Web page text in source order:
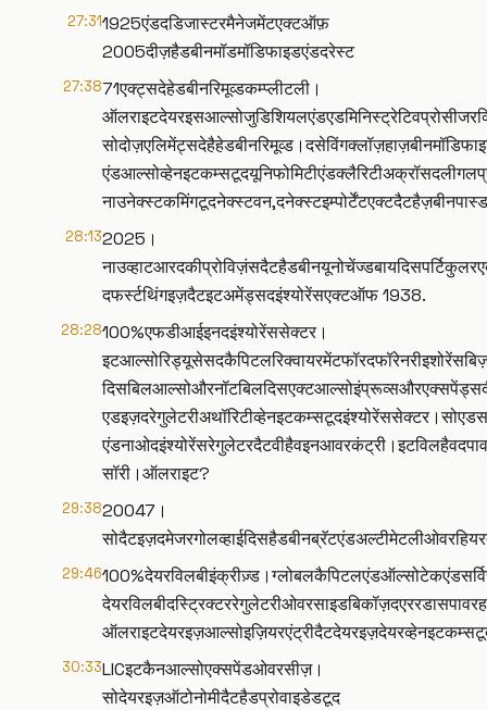
27:311925एंडदडिजास्टरमैनेजमेंटएक्टऑफ़
2005दीज़हैडबीनमॉडमॉडिफाइडएंडदरेस्ट
27:3871एक्ट्सदेहेडबीनरिमूव्डकम्प्लीटली।
28:132025।
दफर्स्टथिंगइज़दैटइटअमेंड्सदइंश्योरेंसएक्टऑफ 1938.
28:28100%एफडीआईइनदइंश्योरेंससेक्टर।
सॉरी।ऑलराइट?
29:3820047।
29:46
30:33LICइटकैनआल्सोएक्सपेंडओवरसीज़।
सोदेयरइज़ऑटोनोमीदैटहैडप्रोवाइडेडटूद